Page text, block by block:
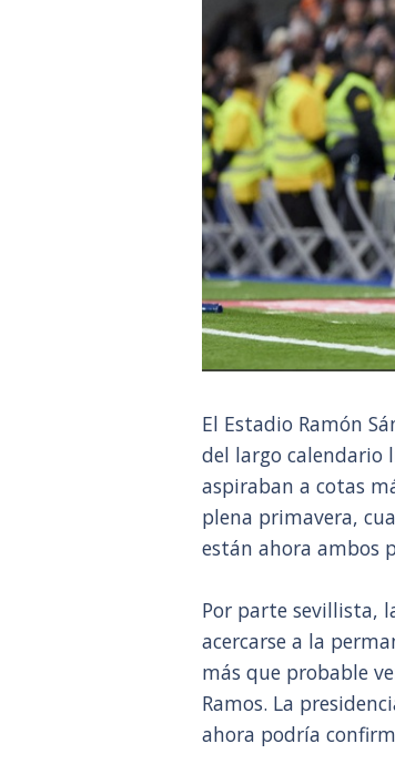
El Estadio Ramón
del largo calendario
aspiraban a cotas
plena primavera,
están ahora ambos
Por parte sevillista,
acercarse a la
más que probable
Ramos. La
ahora podría